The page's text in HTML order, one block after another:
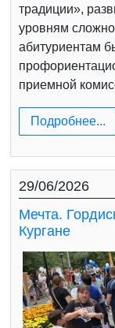
традиции»,
уровням
абитуриентам
приемной
Подробнее...
29/06/2026
Мечта.
Кургане